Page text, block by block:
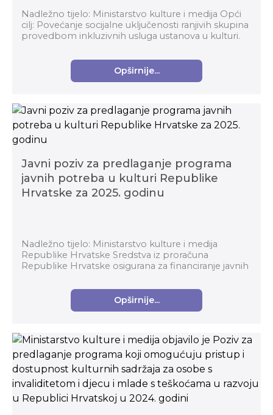
Nadležno tijelo: Ministarstvo kulture i medija Opći
cilj: Povećanje socijalne uključenosti ranjivih skupina
provedbom inkluzivnih usluga ustanova u kulturi.
Opširnije...
Javni poziv za predlaganje programa
javnih potreba u kulturi Republike
Hrvatske za 2025. godinu
Nadležno tijelo: Ministarstvo kulture i medija
Republike Hrvatske Sredstva iz proračuna
Republike Hrvatske osigurana za financiranje javnih
programima i...
Opširnije...